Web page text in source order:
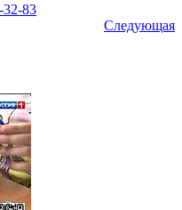
32-83
Следующая